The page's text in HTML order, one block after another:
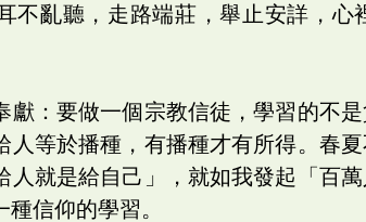
不亂聽，走路端莊，舉止安詳，
獻：要做一個宗教信徒，學習的不
人等於播種，有播種才有所得。春
人就是給自己」，就如我發起「百
信仰的學習。